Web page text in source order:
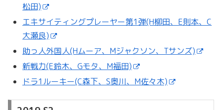
松田)
エキサイティングプレーヤー第1弾(H柳田、E則本、C
大瀬良)
助っ人外国人(Hムーア、Mジャクソン、Tサンズ)
新戦力(E鈴木、Gモタ、M福田)
ドラ1ルーキー(C森下、S奥川、M佐々木)